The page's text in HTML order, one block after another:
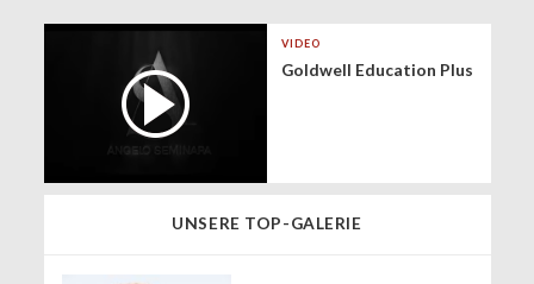
VIDEO
Goldwell Education Plus
UNSERE TOP-GALERIE